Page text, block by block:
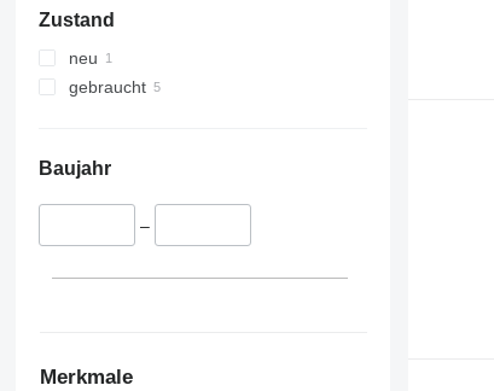
Zustand
neu
gebraucht
Baujahr
–
Merkmale